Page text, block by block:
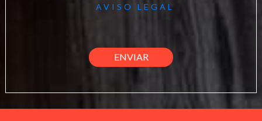
AVISO LEGAL